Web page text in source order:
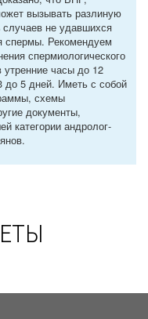
вызывать разлиную
не удавшихся
спермы. Рекомендуем
спермиологического
часы до 12
до 5 дней. Иметь с собой
схемы
документы,
категории андролог-